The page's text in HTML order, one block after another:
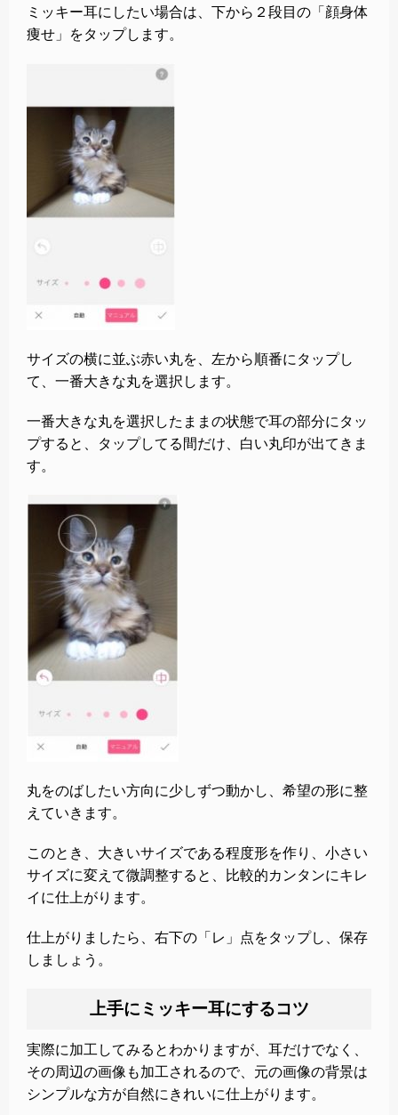
ミッキー耳にしたい場合は、下から２段目の「顔身体
痩せ」をタップします。
サイズの横に並ぶ赤い丸を、左から順番にタップし
て、一番大きな丸を選択します。
一番大きな丸を選択したままの状態で耳の部分にタッ
プすると、タップしてる間だけ、白い丸印が出てきま
す。
丸をのばしたい方向に少しずつ動かし、希望の形に整
えていきます。
このとき、大きいサイズである程度形を作り、小さい
サイズに変えて微調整すると、比較的カンタンにキレ
イに仕上がります。
仕上がりましたら、右下の「レ」点をタップし、保存
しましょう。
上手にミッキー耳にするコツ
実際に加工してみるとわかりますが、耳だけでなく、
その周辺の画像も加工されるので、元の画像の背景は
シンプルな方が自然にきれいに仕上がります。